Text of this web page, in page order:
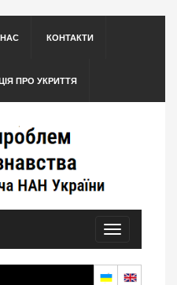
КОНТАКТИ
ПРО УКРИТТЯ
Toggle
navigation